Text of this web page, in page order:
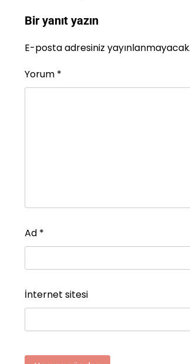
gezinmesi
Bir yanıt yazın
E-posta adresiniz yayınlanmayacak.
Yorum *
Ad *
İnternet sitesi